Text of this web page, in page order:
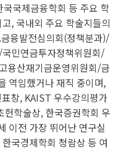
국제금융학회 등 주요 학
, 국내외 주요 학술지들의
융발전심의회(정책분과)/
민연금투자정책위원회/
용산재기금운영위원회/금
역임했거나 재직 중이며,
창, KAIST 우수강의평가
학술상, 한국증권학회 우
이전 가장 뛰어난 연구실
국경제학회 청람상 등 여